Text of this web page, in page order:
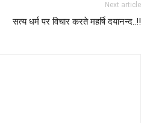
Next article
सत्य धर्म पर विचार करते महर्षि दयानन्द..!!